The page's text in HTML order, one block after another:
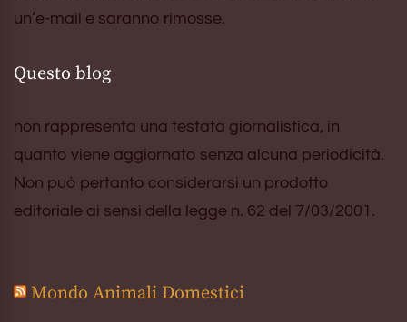
un’e-mail e saranno rimosse.
Questo blog
non rappresenta una testata giornalistica, in
quanto viene aggiornato senza alcuna periodicità.
Non può pertanto considerarsi un prodotto
editoriale ai sensi della legge n. 62 del 7/03/2001.
Mondo Animali Domestici